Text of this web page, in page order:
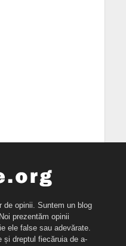
de opinii. Suntem un blog
prezentăm opinii
ele false sau adevărate.
și dreptul fiecăruia de a-